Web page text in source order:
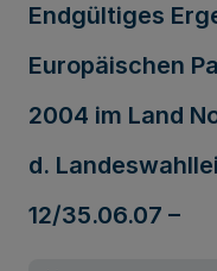
Endgültiges
Europäischen
2004 im Land
d.
12/35.06.07 –